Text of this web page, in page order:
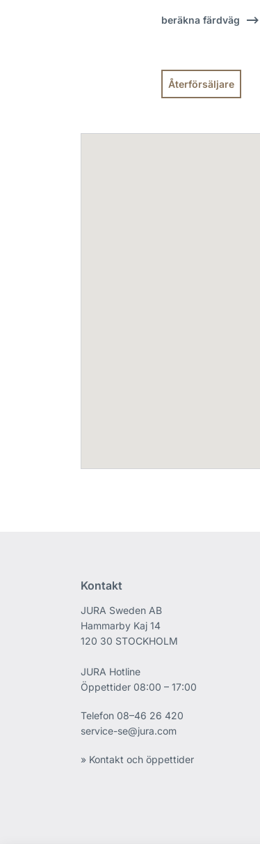
beräkna färdväg
Återförsäljare
Kontakt
JURA Sweden AB
Hammarby Kaj 14
120 30 STOCKHOLM
JURA Hotline
Öppettider 08:00 – 17:00
Telefon 08–46 26 420
service-se@jura.com
» Kontakt och öppettider